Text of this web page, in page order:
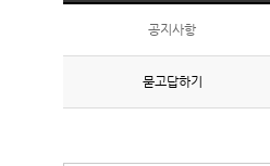
공지사항
묻고답하기